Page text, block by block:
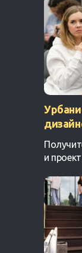
и